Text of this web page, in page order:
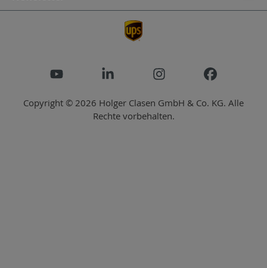
Copyright © 2026 Holger Clasen GmbH & Co. KG. Alle
Rechte vorbehalten.